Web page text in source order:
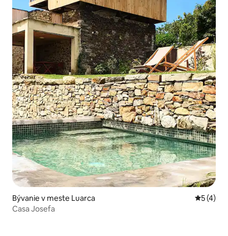
Bývanie v meste Luarca
5 (4)
Casa Josefa